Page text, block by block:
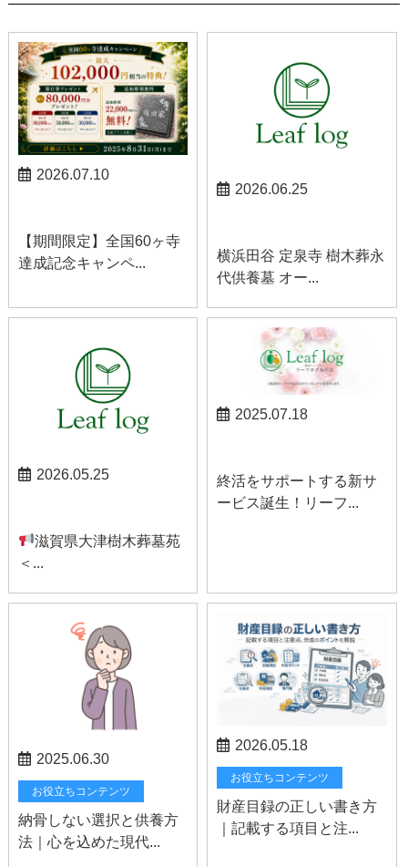
2026.07.10
【期間限定】全国60ヶ寺
達成記念キャンペ...
2026.06.25
横浜田谷 定泉寺 樹木葬永
代供養墓 オー...
2026.05.25
滋賀県大津樹木葬墓苑
＜...
2025.07.18
終活をサポートする新サ
ービス誕生！リーフ...
2025.06.30
お役立ちコンテンツ
納骨しない選択と供養方
法｜心を込めた現代...
2026.05.18
お役立ちコンテンツ
財産目録の正しい書き方
｜記載する項目と注...